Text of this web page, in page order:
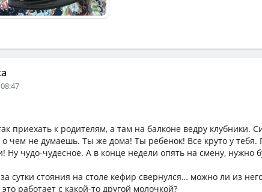
приехать к родителям, а там на балконе ведру клубники.
чем не думаешь. Ты же дома! Ты ребенок! Все круто у тебя.
Ну чудо-чудесное. А в конце недели опять на смену, нужно
за сутки стояния на столе кефир свернулся… можно ли из
работает с какой-то другой молочкой?